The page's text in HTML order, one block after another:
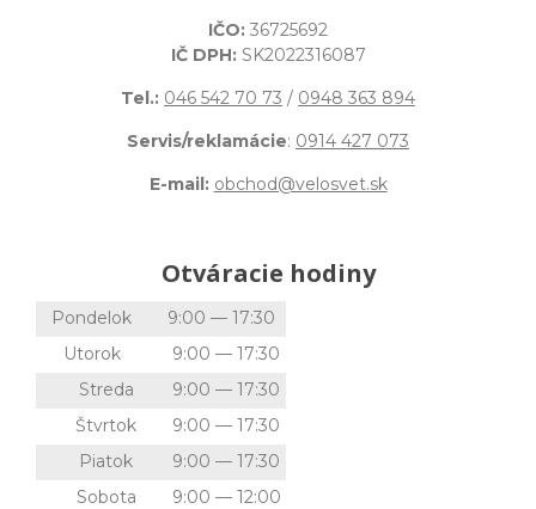
IČO: 36725692
IČ DPH: SK2022316087
Tel.: 046 542 70 73 / 0948 363 894
Servis/reklamácie: 0914 427 073
E-mail: obchod@velosvet.sk
Otváracie hodiny
Pondelok
9:00 — 17:30
Utorok
9:00 — 17:30
Streda
9:00 — 17:30
Štvrtok
9:00 — 17:30
Piatok
9:00 — 17:30
Sobota
9:00 — 12:00